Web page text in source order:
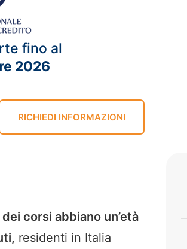
fino al
2026
RICHIEDI INFORMAZIONI
corsi abbiano un’età
residenti in Italia